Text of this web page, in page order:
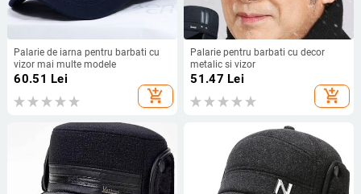
Palarie de iarna pentru barbati cu
vizor mai multe modele
60.51 Lei
add_shopping_cart
Palarie pentru barbati cu decor
metalic si vizor
51.47 Lei
add_shopping_cart